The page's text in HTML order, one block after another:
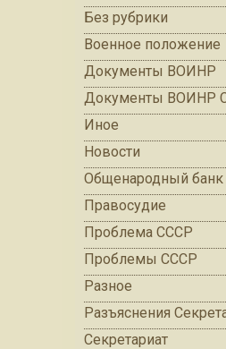
Без рубрики
Военное положение
Документы ВОИНР
Документы ВОИНР
Иное
Новости
Общенародный банк
Правосудие
Проблема СССР
Проблемы СССР
Разное
Разъяснения
Секретариат